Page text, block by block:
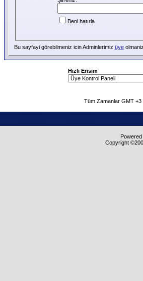
Beni hatırla
Bu sayfayi görebilmeniz icin Adminlerimiz üye
Hizli Erisim
Tüm Zamanlar GMT
Copyright